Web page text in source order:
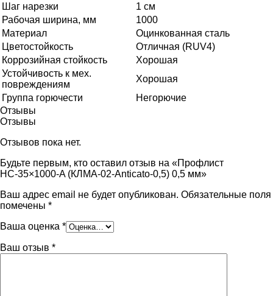
Шаг нарезки
1 см
Рабочая ширина, мм
1000
Материал
Оцинкованная сталь
Цветостойкость
Отличная (RUV4)
Коррозийная стойкость
Хорошая
Устойчивость к мех.
повреждениям
Хорошая
Группа горючести
Негорючие
Отзывы
Отзывы
Отзывов пока нет.
Будьте первым, кто оставил отзыв на «Профлист
НС-35×1000-A (КЛМА-02-Anticato-0,5) 0,5 мм»
Ваш адрес email не будет опубликован. Обязательные поля
помечены *
Ваша оценка *
Ваш отзыв *